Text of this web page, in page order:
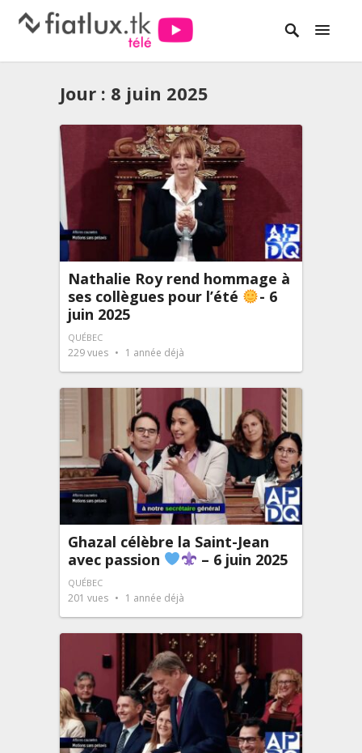
Jour : 8 juin 2025
Nathalie Roy rend hommage à
ses collègues pour l’été
- 6
juin 2025
QUÉBEC
229vues 1 année déjà
Ghazal célèbre la Saint-Jean
avec passion
– 6 juin 2025
QUÉBEC
201 vues 1 année déjà